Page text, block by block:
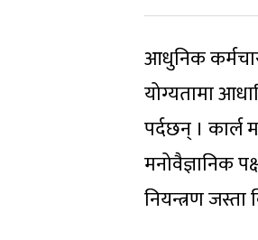
आधुनिक
योग्यतामा
पर्दछन् । कार्ल
मनोवैज्ञानिक
नियन्त्रण